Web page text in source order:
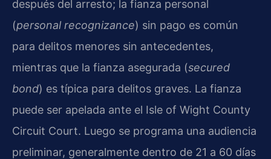
después del arresto; la fianza personal
(personal recognizance) sin pago es común
para delitos menores sin antecedentes,
mientras que la fianza asegurada (secured
bond) es típica para delitos graves. La fianza
puede ser apelada ante el Isle of Wight County
Circuit Court. Luego se programa una audiencia
preliminar, generalmente dentro de 21 a 60 días